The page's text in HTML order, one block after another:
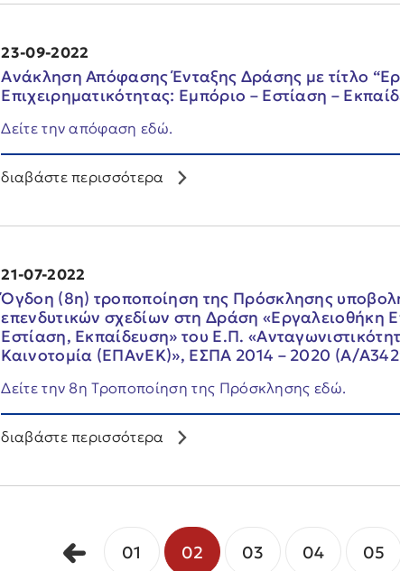
23-09-2022
Ανάκληση Απόφασης Ένταξης Δράσης με τίτλο
Επιχειρηματικότητας: Εμπόριο – Εστίαση –
Δείτε την απόφαση εδώ.
διαβάστε περισσότερα
21-07-2022
Όγδοη (8η) τροποποίηση της Πρόσκλησης
επενδυτικών σχεδίων στη Δράση «Εργαλειοθήκη
Εστίαση, Εκπαίδευση» του Ε.Π.
Καινοτομία (ΕΠΑνΕΚ)», ΕΣΠΑ 2014 – 2020 (Α/
Δείτε την 8η Τροποποίηση της Πρόσκλησης εδώ.
διαβάστε περισσότερα
01 02 03 04 05